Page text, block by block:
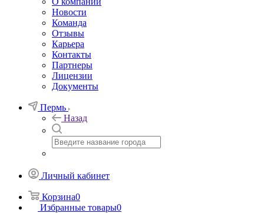
Новости
Команда
Отзывы
Карьера
Контакты
Партнеры
Лицензии
Документы
Пермь
Назад
Личный кабинет
Корзина0
Избранные товары0